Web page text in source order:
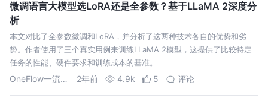
微调语言大模型选LoRA还是全参数？基于LLaMA 2深度分
析
本文对比了全参数微调和LoRA，并分析了这两种技术各自的优势和劣
势。作者使用了三个真实用例来训练LLaMA 2模型，这提供了比较特定
任务的性能、硬件要求和训练成本的基准。
OneFlow一流科技 2年前 4.9k 5 评论